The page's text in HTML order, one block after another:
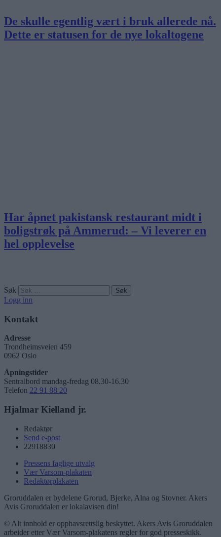
De skulle egentlig vært i bruk allerede nå.
Dette er statusen for de nye lokaltogene
Har åpnet pakistansk restaurant midt i
boligstrøk på Ammerud: – Vi leverer en
hel opplevelse
Søk
Logg inn
Kontakt
Adresse
Trondheimsveien 459
0962 Oslo
Åpningstider
Sentralbord mandag-fredag 08.30-16.30
Telefon 22 91 88 20
Hjalmar Kielland jr.
Redaktør
Send e-post
22918830
Pressens faglige utvalg
Vær Varsom-plakaten
Redaktørplakaten
Groruddalen er bydelene Grorud, Bjerke, Alna og Stovner. Akers
Avis Groruddalen er lokalavisen din!
© Alt innhold er opphavsrettslig beskyttet. Akers Avis Groruddalen
arbeider etter Vær Varsom-plakatens regler for god presseskikk.